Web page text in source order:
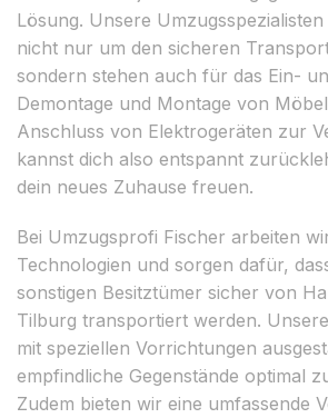
Lösung. Unsere
nicht nur um den sicheren
sondern stehen auch für das Ein-
Demontage und Montage von
Anschluss von Elektrogeräten zur
kannst dich also entspannt
dein neues Zuhause freuen.
Bei Umzugsprofi Fischer arbeiten
Technologien und sorgen dafür,
sonstigen Besitztümer sicher von
Tilburg transportiert werden.
mit speziellen Vorrichtungen
empfindliche Gegenstände optimal
Zudem bieten wir eine umfassende